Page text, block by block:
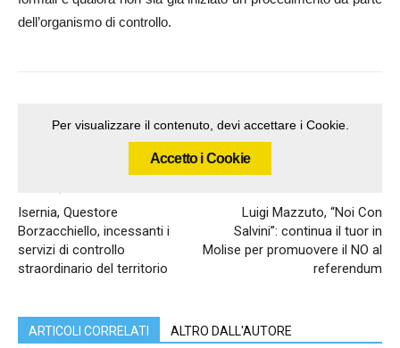
dell’organismo di controllo.
Per visualizzare il contenuto, devi accettare i Cookie.
Accetto i Cookie
Isernia, Questore
Borzacchiello, incessanti i
servizi di controllo
straordinario del territorio
Luigi Mazzuto, “Noi Con
Salvini”: continua il tuor in
Molise per promuovere il NO al
referendum
ARTICOLI CORRELATI ALTRO DALL'AUTORE